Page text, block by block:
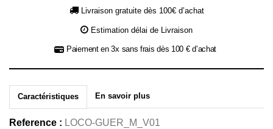
Livraison gratuite dès 100€ d’achat
Estimation délai de Livraison
Paiement en 3x sans frais dès 100 € d’achat
Caractéristiques En savoir plus
Reference : LOCO-GUER_M_V01